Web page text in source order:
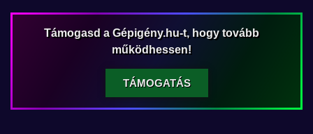
Támogasd a Gépigény.hu-t, hogy tovább
működhessen!
TÁMOGATÁS